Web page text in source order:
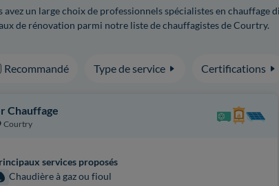
avez un large choix de professionnels spécialistes en
de rénovation parmi notre liste de chauffagistes de Courtry.
Recommandé Type de service Certifications
Chauffage
Courtry
services proposés
Chaudière à gaz ou fioul